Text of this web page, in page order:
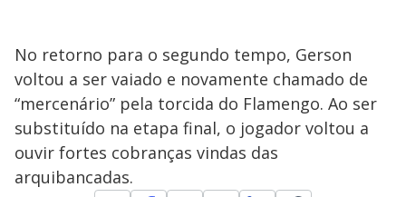
No retorno para o segundo tempo, Gerson
voltou a ser vaiado e novamente chamado de
“mercenário” pela torcida do Flamengo. Ao ser
substituído na etapa final, o jogador voltou a
ouvir fortes cobranças vindas das
arquibancadas.